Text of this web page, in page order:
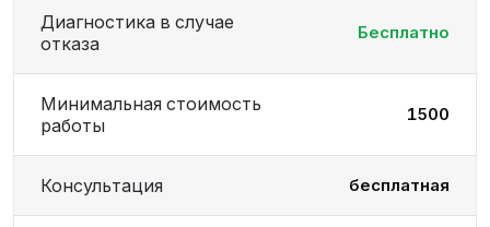
Диагностика в случае
отказа
Бесплатно
Минимальная стоимость
работы
1500
Консультация бесплатная